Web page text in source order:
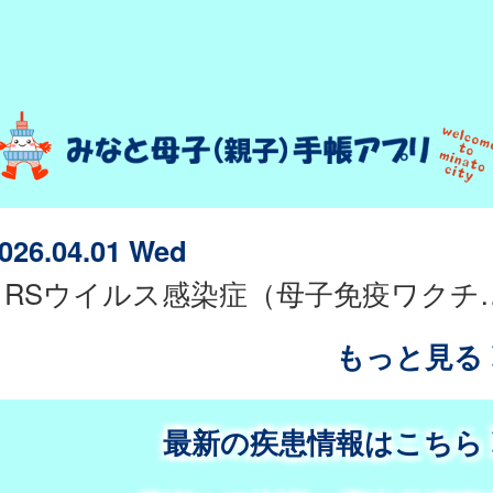
Wed
RSウイルス感
もっと見る
最新の疾患情報はこちら